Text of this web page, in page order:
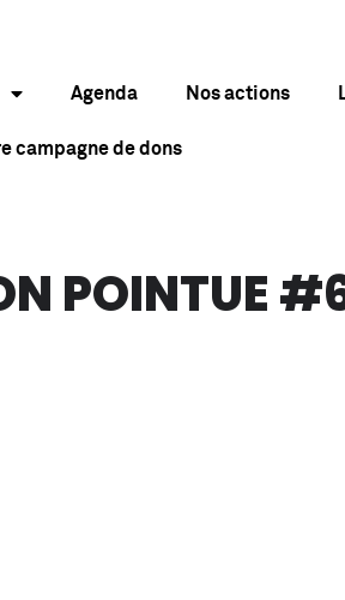
Agenda Nos actions
campagne de dons
POINTUE